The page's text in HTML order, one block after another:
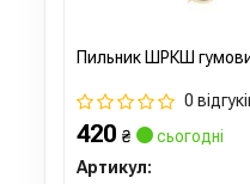
Пильник ШРКШ
0
420 ₴
сьогодні
Артикул: